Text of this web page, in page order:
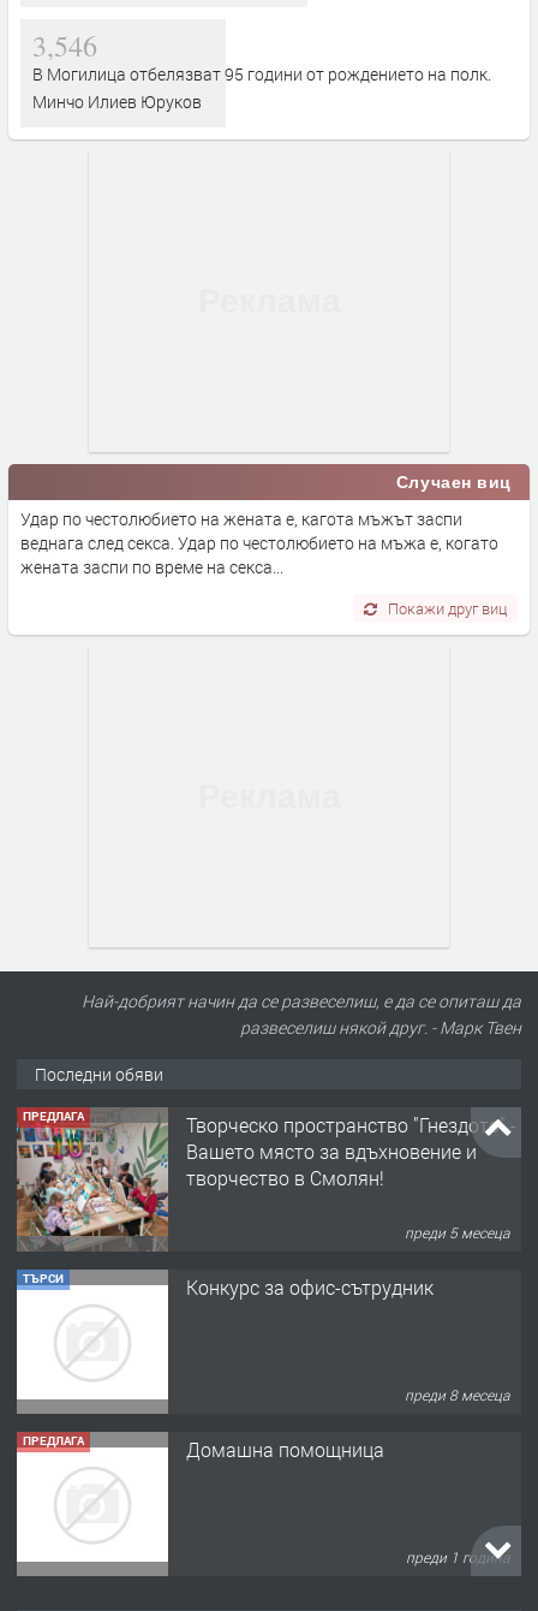
3,546
В Могилица отбелязват 95 години от рождението на полк.
Минчо Илиев Юруков
Случаен виц
Удар по честолюбието на жената е, кагота мъжът заспи
веднага след секса. Удар по честолюбието на мъжа е, когато
жената заспи по време на секса...
Покажи друг виц
Най-добрият начин да се развеселиш, е да се опиташ да
развеселиш някой друг. - Марк Твен
Последни обяви
ПРЕДЛАГА
Творческо пространство "Гнездото" -
Вашето място за вдъхновение и
творчество в Смолян!
преди 5 месеца
ТЪРСИ Конкурс за офис-сътрудник
преди 8 месеца
ПРЕДЛАГА Домашна помощница
преди 1 година